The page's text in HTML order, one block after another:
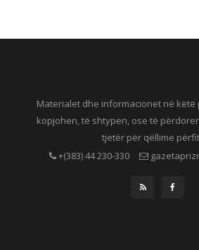
Materialet dhe informacionet në këtë
kopjohen, të shtypen, ose të
tjetër për qëllime
+(383) 44 230-330